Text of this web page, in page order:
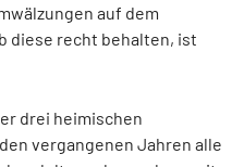
auf dem
diese recht behalten, ist
drei heimischen
vergangenen Jahren alle